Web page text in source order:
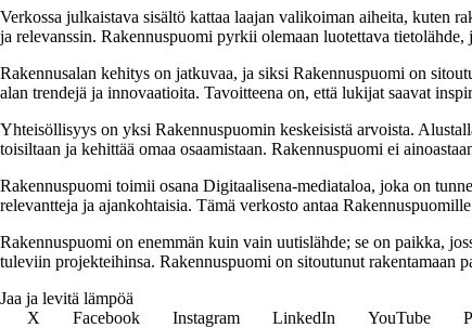
Verkossa julkaistava sisältö kattaa laajan valikoiman aiheita, kuten
ja relevanssin. Rakennuspuomi pyrkii olemaan luotettava
Rakennusalan kehitys on jatkuvaa, ja siksi Rakennuspuomi on
alan trendejä ja innovaatioita. Tavoitteena on, että lukijat saavat
Yhteisöllisyys on yksi Rakennuspuomin keskeisistä arvoista.
toisiltaan ja kehittää omaa osaamistaan. Rakennuspuomi ei
Rakennuspuomi toimii osana Digitaalisena-mediataloa, joka on
relevantteja ja ajankohtaisia. Tämä verkosto antaa
Rakennuspuomi on enemmän kuin vain uutislähde; se on paikka,
tuleviin projekteihinsa. Rakennuspuomi on sitoutunut rakentamaan
Jaa ja levitä lämpöä
X
Facebook Instagram LinkedIn YouTube